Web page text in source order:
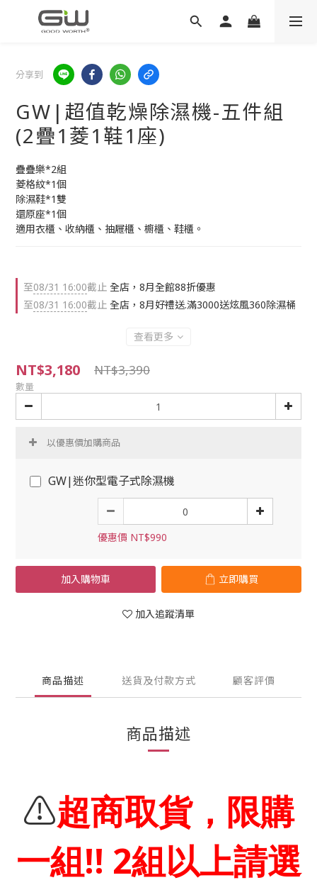
分享到
GW|超值乾燥除濕機-五件組
(2疊1菱1鞋1座)
疊疊樂*2組
菱格紋*1個
除濕鞋*1雙
還原座*1個
適用衣櫃、收納櫃、抽屜櫃、櫥櫃、鞋櫃。
至08/31 16:00截止 全店，8月全館88折優惠
至08/31 16:00截止 全店，8月好禮送.滿3000送炫風360除濕桶
查看更多
NT$3,180 NT$3,390
數量
以優惠價加購商品
GW|迷你型電子式除濕機
優惠價 NT$990
加入購物車 立即購買
加入追蹤清單
商品描述 送貨及付款方式 顧客評價
商品描述
⚠️超商取貨，限購
一組!! 2組以上請選